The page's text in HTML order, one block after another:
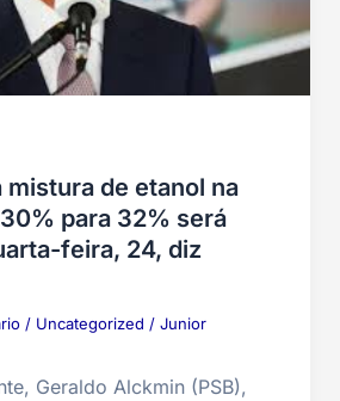
de etanol na
para 32% será
feira, 24, diz
/ Uncategorized / Junior
Geraldo Alckmin (PSB),